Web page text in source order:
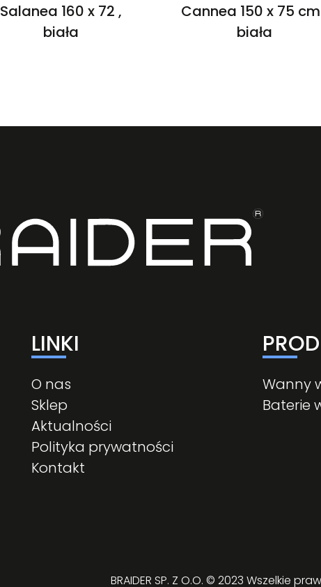
Salanea 160 x 72 ,
biała
Cannea 150 x 75
biała
LINKI
O nas
Sklep
Aktualności
Polityka prywatności
Kontakt
Wanny
Baterie
BRAIDER SP. Z O.O. © 2023 Wszelkie